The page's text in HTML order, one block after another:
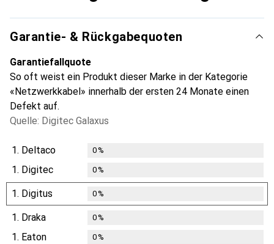
Garantie- & Rückgabequoten
Garantiefallquote
So oft weist ein Produkt dieser Marke in der Kategorie
«Netzwerkkabel» innerhalb der ersten 24 Monate einen
Defekt auf.
Quelle: Digitec Galaxus
1. Deltaco 0%
1. Digitec 0%
1. Digitus 0%
1. Draka 0%
1. Eaton 0%